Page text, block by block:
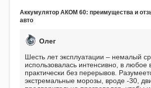
Аккумулятор АКОМ 60: преимущества и
авто
Олег
Шесть лет эксплуатации – немалый
использовалась интенсивно, в любое
практически без перерывов.
экстремальные морозы, вроде -30,